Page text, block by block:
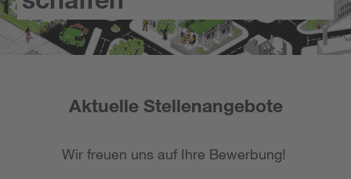
Aktuelle Stellenangebote
Wir freuen uns auf Ihre Bewerbung!